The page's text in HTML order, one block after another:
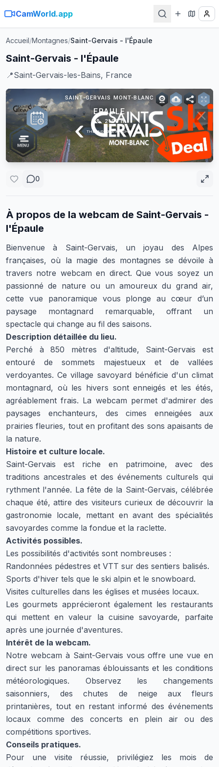
CamWorld.app
Accueil/Montagnes/Saint-Gervais - l'Épaule
Saint-Gervais - l'Épaule
📍Saint-Gervais-les-Bains, France
0
À propos de la webcam de Saint-Gervais -
l'Épaule
Bienvenue à Saint-Gervais, un joyau des Alpes
françaises, où la magie des montagnes se dévoile à
travers notre webcam en direct. Que vous soyez un
passionné de nature ou un amoureux du grand air,
cette vue panoramique vous plonge au cœur d’un
paysage montagnard remarquable, offrant un
spectacle qui change au fil des saisons.
Description détaillée du lieu.
Perché à 850 mètres d'altitude, Saint-Gervais est
entouré de sommets majestueux et de vallées
verdoyantes. Ce village savoyard bénéficie d'un climat
montagnard, où les hivers sont enneigés et les étés,
agréablement frais. La webcam permet d'admirer des
paysages enchanteurs, des cimes enneigées aux
prairies fleuries, tout en profitant des sons apaisants de
la nature.
Histoire et culture locale.
Saint-Gervais est riche en patrimoine, avec des
traditions ancestrales et des événements culturels qui
rythment l'année. La fête de la Saint-Gervais, célébrée
chaque été, attire des visiteurs curieux de découvrir la
gastronomie locale, mettant en avant des spécialités
savoyardes comme la fondue et la raclette.
Activités possibles.
Les possibilités d'activités sont nombreuses :
Randonnées pédestres et VTT sur des sentiers balisés.
Sports d'hiver tels que le ski alpin et le snowboard.
Visites culturelles dans les églises et musées locaux.
Les gourmets apprécieront également les restaurants
qui mettent en valeur la cuisine savoyarde, parfaite
après une journée d'aventures.
Intérêt de la webcam.
Notre webcam à Saint-Gervais vous offre une vue en
direct sur les panoramas éblouissants et les conditions
météorologiques. Observez les changements
saisonniers, des chutes de neige aux fleurs
printanières, tout en restant informé des événements
locaux comme des concerts en plein air ou des
compétitions sportives.
Conseils pratiques.
Pour une visite réussie, privilégiez les mois de